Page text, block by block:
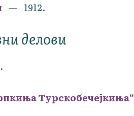
1912.
делови
Турскобечејкиња“